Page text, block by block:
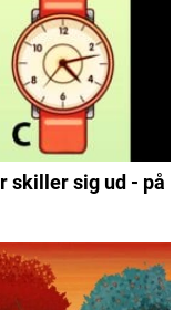
skiller sig ud - på